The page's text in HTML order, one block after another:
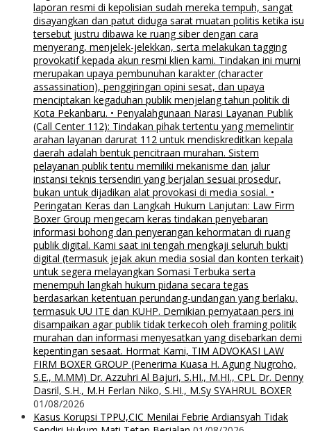
laporan resmi di kepolisian sudah mereka tempuh, sangat
disayangkan dan patut diduga sarat muatan politis ketika isu
tersebut justru dibawa ke ruang siber dengan cara
menyerang, menjelek-jelekkan, serta melakukan tagging
provokatif kepada akun resmi klien kami. Tindakan ini murni
merupakan upaya pembunuhan karakter (character
assassination), penggiringan opini sesat, dan upaya
menciptakan kegaduhan publik menjelang tahun politik di
Kota Pekanbaru. • Penyalahgunaan Narasi Layanan Publik
(Call Center 112): Tindakan pihak tertentu yang memelintir
arahan layanan darurat 112 untuk mendiskreditkan kepala
daerah adalah bentuk pencitraan murahan. Sistem
pelayanan publik tentu memiliki mekanisme dan jalur
instansi teknis tersendiri yang berjalan sesuai prosedur,
bukan untuk dijadikan alat provokasi di media sosial. •
Peringatan Keras dan Langkah Hukum Lanjutan: Law Firm
Boxer Group mengecam keras tindakan penyebaran
informasi bohong dan penyerangan kehormatan di ruang
publik digital. Kami saat ini tengah mengkaji seluruh bukti
digital (termasuk jejak akun media sosial dan konten terkait)
untuk segera melayangkan Somasi Terbuka serta
menempuh langkah hukum pidana secara tegas
berdasarkan ketentuan perundang-undangan yang berlaku,
termasuk UU ITE dan KUHP. Demikian pernyataan pers ini
disampaikan agar publik tidak terkecoh oleh framing politik
murahan dan informasi menyesatkan yang disebarkan demi
kepentingan sesaat. Hormat Kami, TIM ADVOKASI LAW
FIRM BOXER GROUP (Penerima Kuasa H. Agung Nugroho,
S.E., M.MM) Dr. Azzuhri Al Bajuri, S.HI., M.HI., CPL Dr. Denny
Dasril, S.H., M.H Ferlan Niko, S.HI., M.Sy SYAHRUL BOXER
01/08/2026
Kasus Korupsi TPPU,CIC Menilai Febrie Ardiansyah Tidak